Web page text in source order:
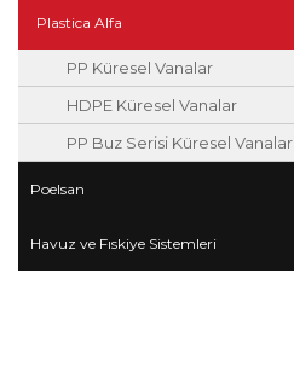
Plastica Alfa
PP Küresel Vanalar
HDPE Küresel Vanalar
PP Buz Serisi Küresel Vanalar
Poelsan
Havuz ve Fıskiye Sistemleri